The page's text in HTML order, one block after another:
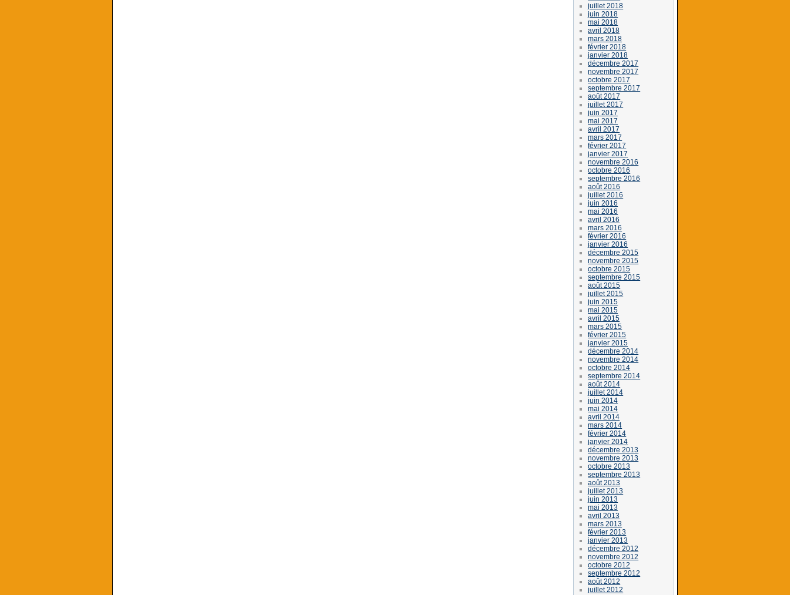
juillet 2018
juin 2018
mai 2018
avril 2018
mars 2018
février 2018
janvier 2018
décembre 2017
novembre 2017
octobre 2017
septembre 2017
août 2017
juillet 2017
juin 2017
mai 2017
avril 2017
mars 2017
février 2017
janvier 2017
novembre 2016
octobre 2016
septembre 2016
août 2016
juillet 2016
juin 2016
mai 2016
avril 2016
mars 2016
février 2016
janvier 2016
décembre 2015
novembre 2015
octobre 2015
septembre 2015
août 2015
juillet 2015
juin 2015
mai 2015
avril 2015
mars 2015
février 2015
janvier 2015
décembre 2014
novembre 2014
octobre 2014
septembre 2014
août 2014
juillet 2014
juin 2014
mai 2014
avril 2014
mars 2014
février 2014
janvier 2014
décembre 2013
novembre 2013
octobre 2013
septembre 2013
août 2013
juillet 2013
juin 2013
mai 2013
avril 2013
mars 2013
février 2013
janvier 2013
décembre 2012
novembre 2012
octobre 2012
septembre 2012
août 2012
juillet 2012